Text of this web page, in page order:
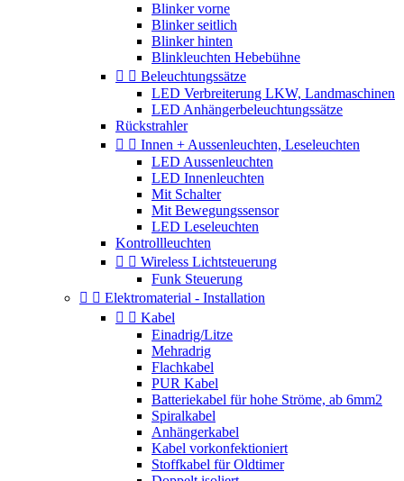
Blinker vorne
Blinker seitlich
Blinker hinten
Blinkleuchten Hebebühne
  Beleuchtungssätze
LED Verbreiterung LKW, Landmaschinen
LED Anhängerbeleuchtungssätze
Rückstrahler
  Innen + Aussenleuchten, Leseleuchten
LED Aussenleuchten
LED Innenleuchten
Mit Schalter
Mit Bewegungssensor
LED Leseleuchten
Kontrollleuchten
  Wireless Lichtsteuerung
Funk Steuerung
  Elektromaterial - Installation
  Kabel
Einadrig/Litze
Mehradrig
Flachkabel
PUR Kabel
Batteriekabel für hohe Ströme, ab 6mm2
Spiralkabel
Anhängerkabel
Kabel vorkonfektioniert
Stoffkabel für Oldtimer